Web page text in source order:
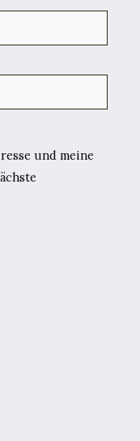
und meine